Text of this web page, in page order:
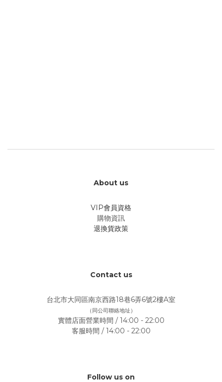
About us
VIP會員資格
購物資訊
退換貨政策
Contact us
台北市大同區南京西路18巷6弄6號2樓A室
（同公司聯絡地址）
實體店面營業時間 / 14:00 - 22:00
客服時間 / 14:00 - 22:00
Follow us on